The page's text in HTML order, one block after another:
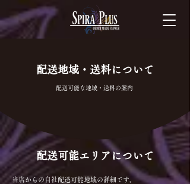
配送地域・送料について
配送可能な地域・送料の案内
​配送可能エリアについて
​当店からの自社配送可能地域の詳細です。